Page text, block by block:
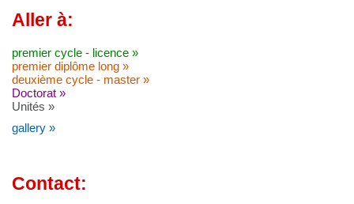
Aller à:
premier cycle - licence »
premier diplôme long »
deuxième cycle - master »
Doctorat »
Unités »
gallery »
Contact: